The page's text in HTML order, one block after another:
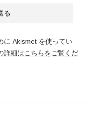
に Akismet を使ってい
詳細はこちらをご覧くだ